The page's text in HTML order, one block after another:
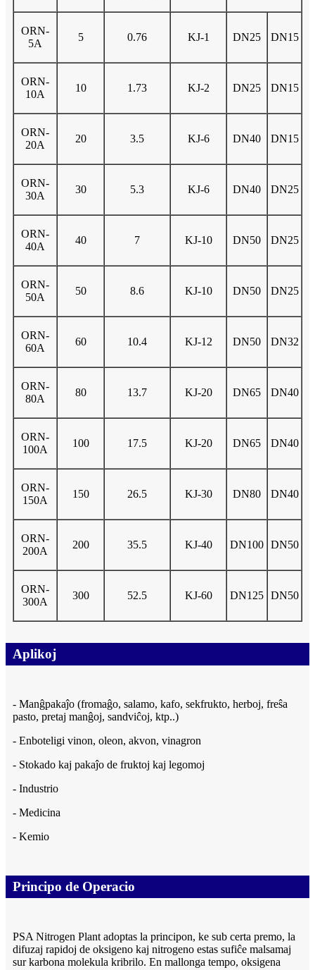
ORN-
5A
5 0.76 KJ-1 DN25 DN15
ORN-
10A
10 1.73 KJ-2 DN25 DN15
ORN-
20A
20 3.5 KJ-6 DN40 DN15
ORN-
30A
30 5.3 KJ-6 DN40 DN25
ORN-
40A
40 7 KJ-10 DN50 DN25
ORN-
50A
50 8.6 KJ-10 DN50 DN25
ORN-
60A
60 10.4 KJ-12 DN50 DN32
ORN-
80A
80 13.7 KJ-20 DN65 DN40
ORN-
100A
100 17.5 KJ-20 DN65 DN40
ORN-
150A
150 26.5 KJ-30 DN80 DN40
ORN-
200A
200 35.5 KJ-40 DN100 DN50
ORN-
300A
300 52.5 KJ-60 DN125 DN50
Aplikoj
- Manĝpakaĵo (fromaĝo, salamo, kafo, sekfrukto, herboj, freŝa
pasto, pretaj manĝoj, sandviĉoj, ktp..)
- Enboteligi vinon, oleon, akvon, vinagron
- Stokado kaj pakaĵo de fruktoj kaj legomoj
- Industrio
- Medicina
- Kemio
Principo de Operacio
PSA Nitrogen Plant adoptas la principon, ke sub certa premo, la
difuzaj rapidoj de oksigeno kaj nitrogeno estas sufiĉe malsamaj
sur karbona molekula kribrilo. En mallonga tempo, oksigena